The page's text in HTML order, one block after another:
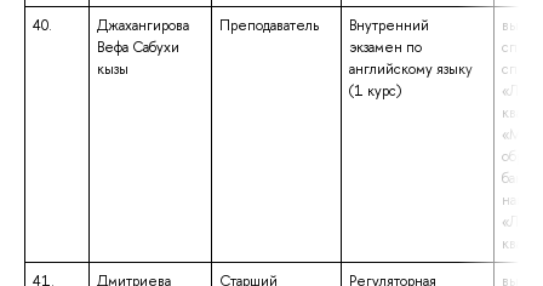
40.
Джахангирова
Вефа Сабухи
кызы
Преподаватель
Внутренний
экзамен по
английскому языку
(1 курс)
41.
Дмитриева
Старший
Регуляторная